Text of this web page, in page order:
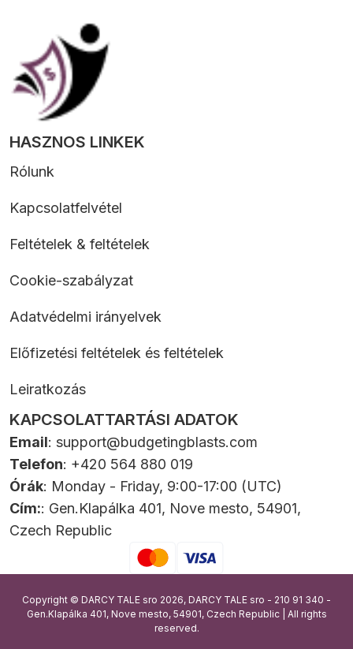
HASZNOS LINKEK
Rólunk
Kapcsolatfelvétel
Feltételek & feltételek
Cookie-szabályzat
Adatvédelmi irányelvek
Előfizetési feltételek és feltételek
Leiratkozás
KAPCSOLATTARTÁSI ADATOK
Email: support@budgetingblasts.com
Telefon: +420 564 880 019
Órák: Monday - Friday, 9:00-17:00 (UTC)
Cím:: Gen.Klapálka 401, Nove mesto, 54901,
Czech Republic
Copyright © DARCY TALE sro 2026, DARCY TALE sro - 210 91 340 -
Gen.Klapálka 401, Nove mesto, 54901, Czech Republic | All rights
reserved.